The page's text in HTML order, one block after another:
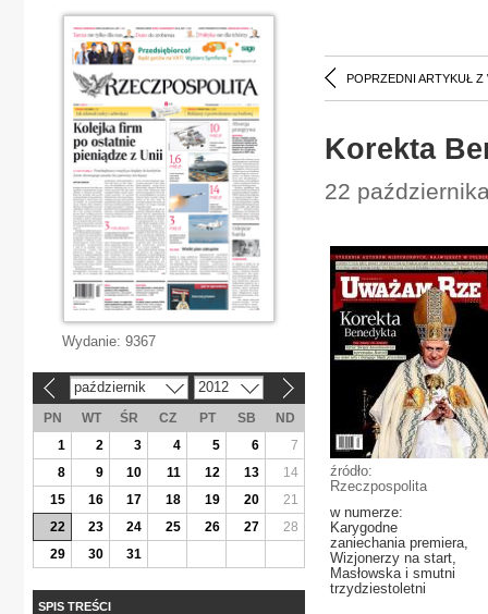
POPRZEDNI ARTYKUŁ Z
Korekta
22
źródło:
Rzeczpospolita
w numerze:
Karygodne
zaniechania premiera,
Wizjonerzy na start,
Masłowska i smutni
trzydziestoletni
Wydanie: 9367
październik 2012
PN WT ŚR CZ PT SB
ND
1
2 3 4 5 6
7
8
9 10 11 12 13
14
15
16 17 18 19 20
21
22
23 24 25 26 27
28
29
30 31
SPIS TREŚCI